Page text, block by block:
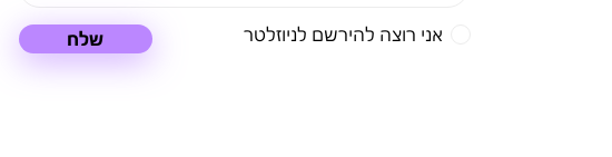
אני רוצה להירשם לניוזלטר שלח